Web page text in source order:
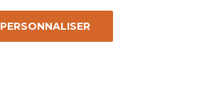
PERSONNALISER